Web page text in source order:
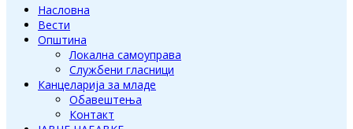
Насловна
Вести
Општина
Локална самоуправа
Службени гласници
Канцеларија за младе
Обавештења
Контакт